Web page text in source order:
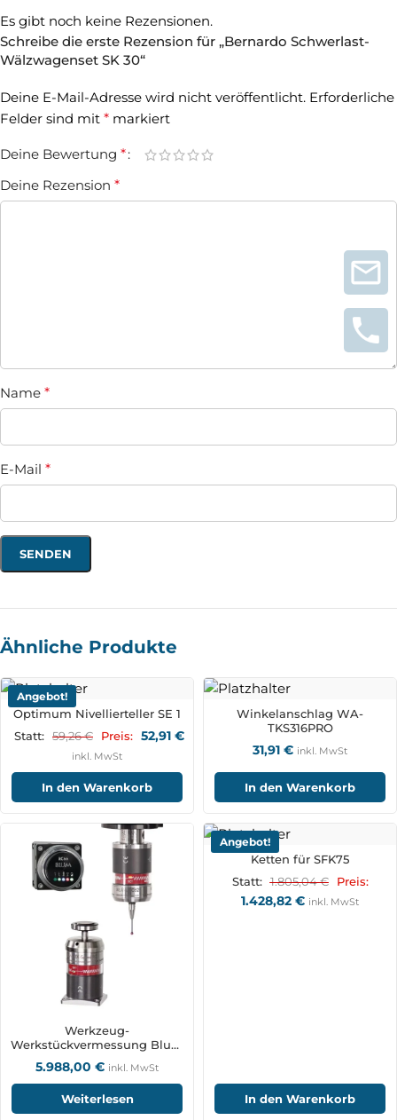
Es gibt noch keine Rezensionen.
Schreibe die erste Rezension für „Bernardo Schwerlast-
Wälzwagenset SK 30“
Deine E-Mail-Adresse wird nicht veröffentlicht. Erforderliche
Felder sind mit * markiert
Deine Bewertung *
Deine Rezension *
Name *
E-Mail *
Ähnliche Produkte
Angebot!
Optimum Nivellierteller SE 1
Statt: 59,26€ Preis: 52,91 €
inkl. MwSt
In den Warenkorb
Winkelanschlag WA-
TKS316PRO
31,91 € inkl. MwSt
In den Warenkorb
Werkzeug-
Werkstückvermessung Blum
Funktechnologie
5.988,00 € inkl. MwSt
Weiterlesen
Angebot!
Ketten für SFK75
Statt: 1.805,04€ Preis:
1.428,82 € inkl. MwSt
In den Warenkorb